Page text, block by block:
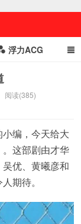
浮力ACG
萌妹专区
阅读(385)
编，今天给大
。这部剧由才华
优、黄曦彦和
期待。